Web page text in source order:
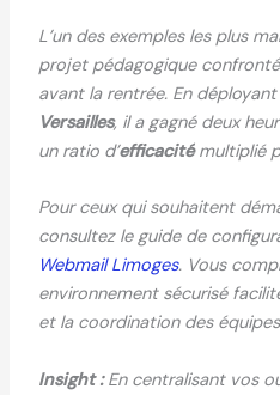
L’un des exemples les plus
projet pédagogique confronté
avant la rentrée. En
Versailles, il a gagné deux
un ratio d’efficacitémultiplié
Pour ceux qui souhaitent
consultez le guide de
Webmail Limoges. Vous
environnement sécurisé
et la coordination des
Insight :En centralisant vos